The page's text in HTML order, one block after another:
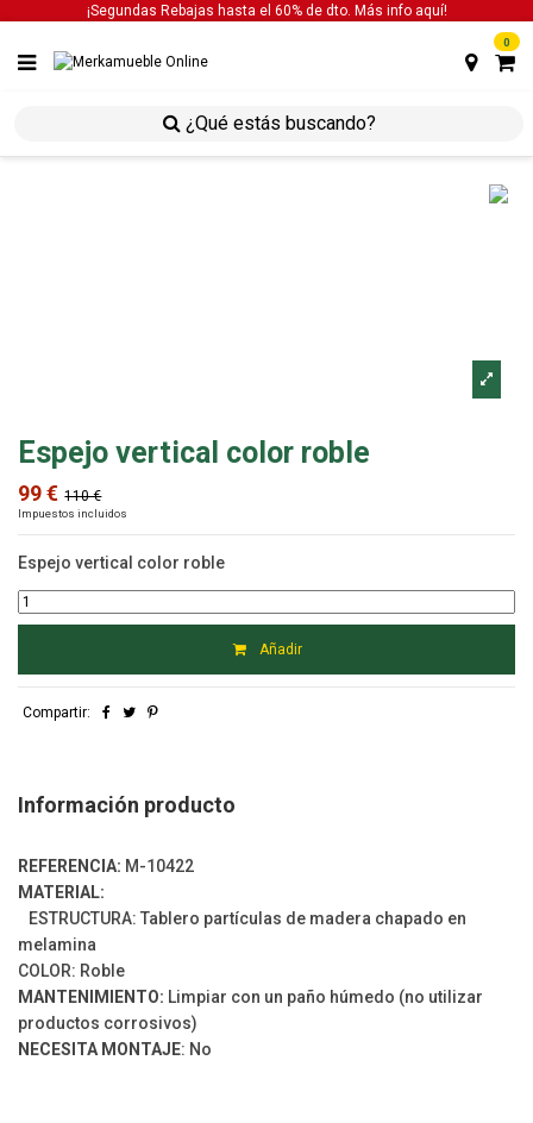
¡Segundas Rebajas hasta el 60% de dto. Más info aquí!
0
decoración espejos
espejo vertical color
Espejo vertical color roble
99 € 110 €
Impuestos incluidos
Espejo vertical color roble
Añadir
Compartir:
Información producto
REFERENCIA: M-10422
MATERIAL:
ESTRUCTURA: Tablero partículas de madera chapado en
melamina
COLOR: Roble
MANTENIMIENTO: Limpiar con un paño húmedo (no utilizar
productos corrosivos)
NECESITA MONTAJE: No